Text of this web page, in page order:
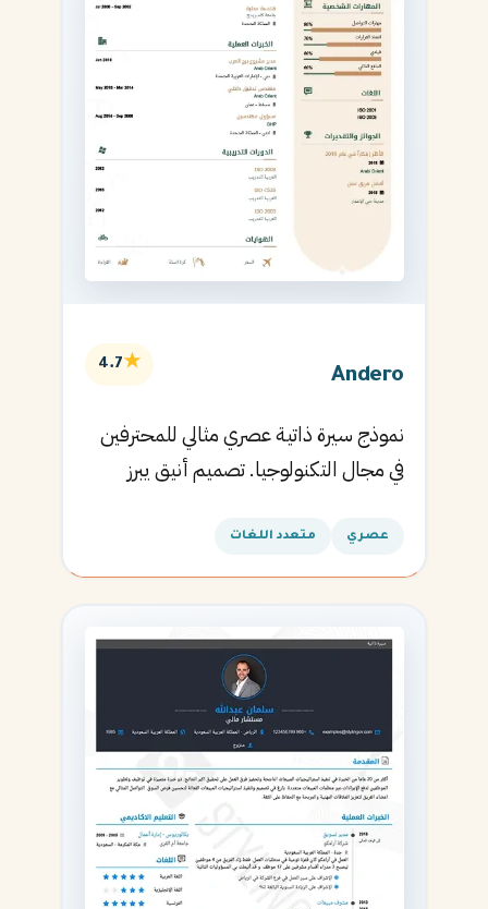
Andero
★
4.7
نموذج سيرة ذاتية عصري مثالي للمحترفين
في مجال التكنولوجيا. تصميم أنيق يبرز
عصري متعدد اللغات